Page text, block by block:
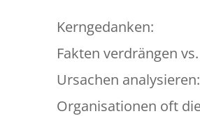
Kerngedanken:
Fakten verdrängen vs.
Ursachen
Organisationen oft